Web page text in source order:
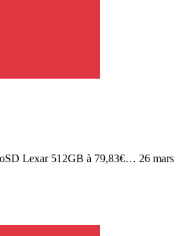
Lexar 512GB à 79,83€… 26